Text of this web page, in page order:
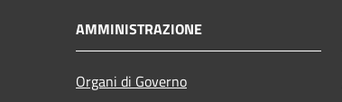
AMMINISTRAZIONE
Organi di Governo